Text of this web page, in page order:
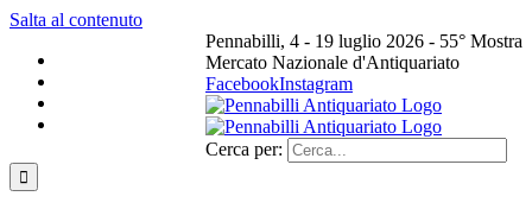
Salta al contenuto
Pennabilli, 4 - 19 luglio 2026 - 55° Mostra
Mercato Nazionale d'Antiquariato
FacebookInstagram
Cerca per: